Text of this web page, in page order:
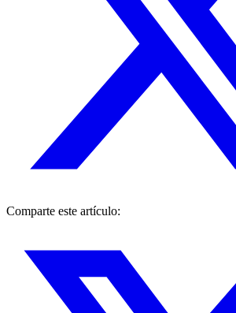
Comparte este artículo: